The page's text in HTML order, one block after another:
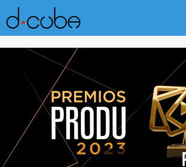
Skip
to
content